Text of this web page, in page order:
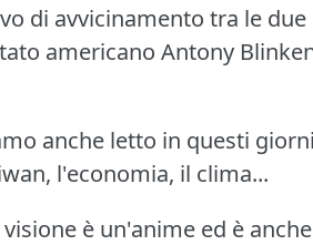
di avvicinamento tra le due
americano Antony
anche letto in questi
l'economia, il clima...
è un'anime ed è